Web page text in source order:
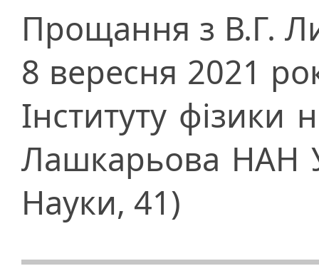
Прощання з В.Г.
8 вересня 2021
Інституту фізики
Лашкарьова НАН
Науки, 41)